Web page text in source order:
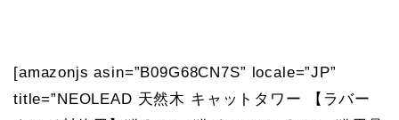
[amazonjs asin=”B09G68CN7S” locale=”JP”
title=”NEOLEAD 天然木 キャットタワー 【ラバー